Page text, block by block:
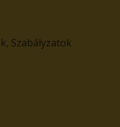
Szabályzatok